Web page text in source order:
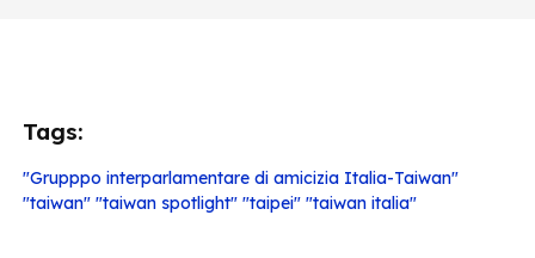
Tags:
"Grupppo interparlamentare di amicizia Italia-Taiwan"
"taiwan" "taiwan spotlight" "taipei" "taiwan italia"